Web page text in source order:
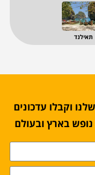
תאילנד
וקבלו עדכונים
בארץ ובעולם